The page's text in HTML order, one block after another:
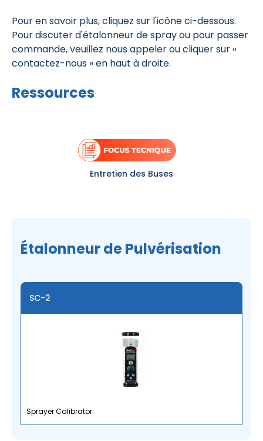
Pour en savoir plus, cliquez sur l'icône ci-dessous.
Pour discuter d'étalonneur de spray ou pour passer
commande, veuillez nous appeler ou cliquer sur «
contactez-nous » en haut à droite.
Ressources
Entretien des Buses
Étalonneur de Pulvérisation
SC-2
Sprayer Calibrator